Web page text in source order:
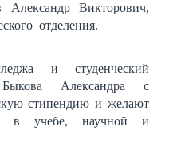
Викторович,
отделения.
и студенческий
Быкова Александра с
стипендию и желают
в учебе, научной и